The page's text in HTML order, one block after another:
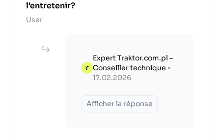
l'entretenir?
User
Expert Traktor.com.pl –
Conseiller technique •
17.02.2026
Afficher la réponse